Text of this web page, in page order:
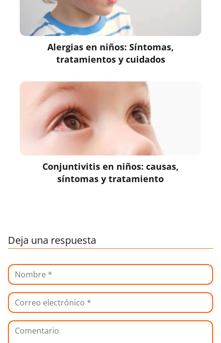
Alergias en niños: Síntomas,
tratamientos y cuidados
Conjuntivitis en niños: causas,
síntomas y tratamiento
Deja una respuesta